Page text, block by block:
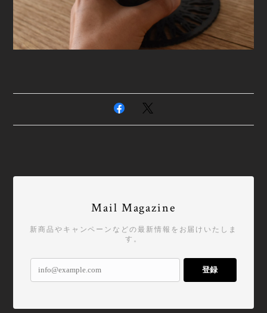
Mail Magazine
新商品やキャンペーンなどの最新情報をお届けいたしま
す。
登録